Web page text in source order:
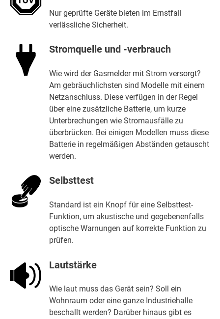
Nur geprüfte Geräte bieten im Ernstfall
verlässliche Sicherheit.
Stromquelle und -verbrauch
Wie wird der Gasmelder mit Strom versorgt?
Am gebräuchlichsten sind Modelle mit einem
Netzanschluss. Diese verfügen in der Regel
über eine zusätzliche Batterie, um kurze
Unterbrechungen wie Stromausfälle zu
überbrücken. Bei einigen Modellen muss diese
Batterie in regelmäßigen Abständen getauscht
werden.
Selbsttest
Standard ist ein Knopf für eine Selbsttest-
Funktion, um akustische und gegebenenfalls
optische Warnungen auf korrekte Funktion zu
prüfen.
Lautstärke
Wie laut muss das Gerät sein? Soll ein
Wohnraum oder eine ganze Industriehalle
beschallt werden? Darüber hinaus gibt es